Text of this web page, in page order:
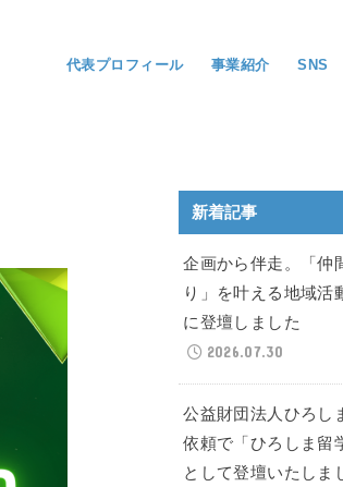
代表プロフィール 事業紹介 SNS
新着記事
企画から伴走。「仲
り」を叶える地域活
に登壇しました
2026.07.30
公益財団法人ひろし
依頼で「ひろしま留
として登壇いたしま